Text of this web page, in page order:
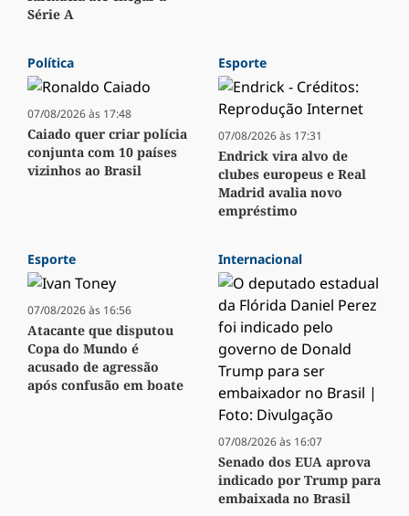
Série A
Política
07/08/2026 às 17:48
Caiado quer criar polícia
conjunta com 10 países
vizinhos ao Brasil
Esporte
07/08/2026 às 17:31
Endrick vira alvo de
clubes europeus e Real
Madrid avalia novo
empréstimo
Esporte
07/08/2026 às 16:56
Atacante que disputou
Copa do Mundo é
acusado de agressão
após confusão em boate
Internacional
07/08/2026 às 16:07
Senado dos EUA aprova
indicado por Trump para
embaixada no Brasil